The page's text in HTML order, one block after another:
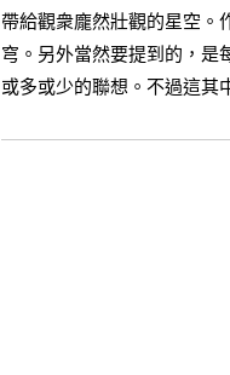
帶給觀衆龐然壯觀的星空。
穹。另外當然要提到的，是
或多或少的聯想。不過這其